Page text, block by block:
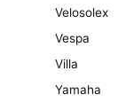
Velosolex
Vespa
Villa
Yamaha